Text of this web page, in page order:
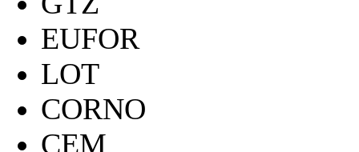
EUFOR
LOT
CORNO
CEM